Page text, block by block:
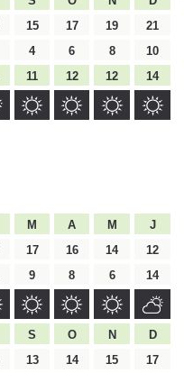
15 17 19
21
4 6 8
10
11 12 12 14
M A M
J
17 16 14
12
9 8 6 14
S O N
D
13 14 15
17